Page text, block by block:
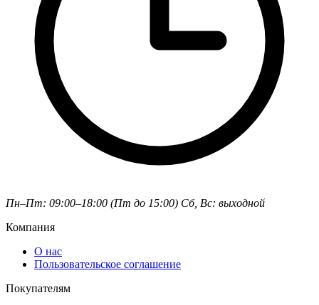
Пн–Пт: 09:00–18:00 (Пт до 15:00) Сб, Вс: выходной
Компания
О нас
Пользовательское соглашение
Покупателям